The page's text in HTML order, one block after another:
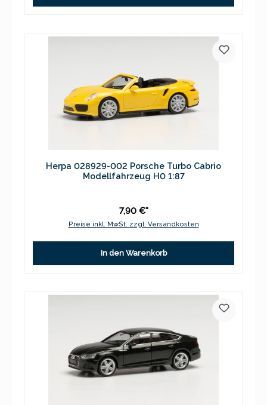
Herpa 028929-002 Porsche Turbo Cabrio
Modellfahrzeug H0 1:87
7,90 €*
Preise inkl. MwSt. zzgl. Versandkosten
In den Warenkorb